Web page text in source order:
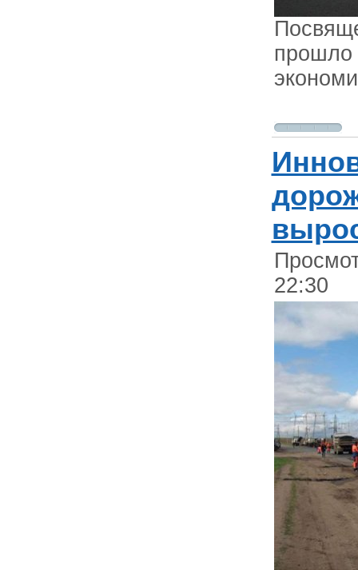
прошло
22:30